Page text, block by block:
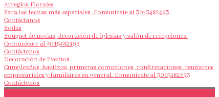
Arreglos Florales
Para las fechas más especiales. Comunícate al 3015482493
Contáctanos
Bodas
Bouquet de novias, decoración de iglesias y salón de recepciones.
Comunícate al 3015482493
Contáctenos
Decoración de Eventos
Cumpleaños, bautizos, primeras comuniones, confirmaciones, reuniones
empresariales y familiares en general. Comunícate al 3015482493
Contáctenos